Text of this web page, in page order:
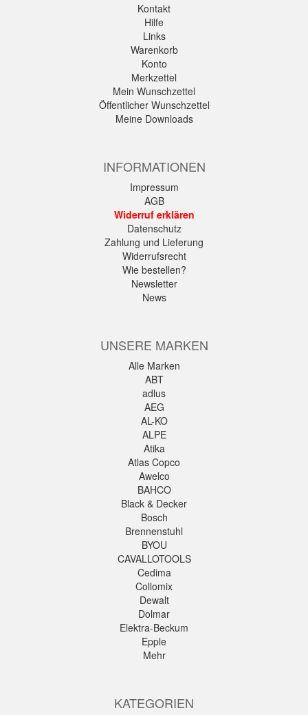
Kontakt
Hilfe
Links
Warenkorb
Konto
Merkzettel
Mein Wunschzettel
Öffentlicher Wunschzettel
Meine Downloads
INFORMATIONEN
Impressum
AGB
Widerruf erklären
Datenschutz
Zahlung und Lieferung
Widerrufsrecht
Wie bestellen?
Newsletter
News
UNSERE MARKEN
Alle Marken
ABT
adlus
AEG
AL-KO
ALPE
Atika
Atlas Copco
Awelco
BAHCO
Black & Decker
Bosch
Brennenstuhl
BYOU
CAVALLOTOOLS
Cedima
Collomix
Dewalt
Dolmar
Elektra-Beckum
Epple
Mehr
KATEGORIEN